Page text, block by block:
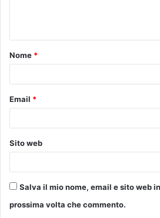
t
o
Nome *
Email *
Sito web
Salva il mio nome, email e sito web
prossima volta che commento.